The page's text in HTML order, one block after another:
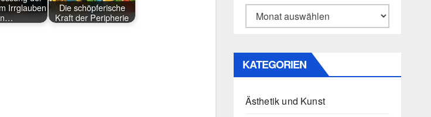
Irrglauben
Die schöpferische
Kraft der Peripherie
Archiv
KATEGORIEN
Ästhetik und Kunst